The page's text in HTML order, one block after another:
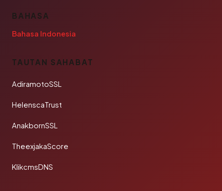
BAHASA
Bahasa Indonesia
TAUTAN SAHABAT
AdiramotoSSL
HelenscaTrust
AnakbornSSL
TheexjakaScore
KlikcmsDNS